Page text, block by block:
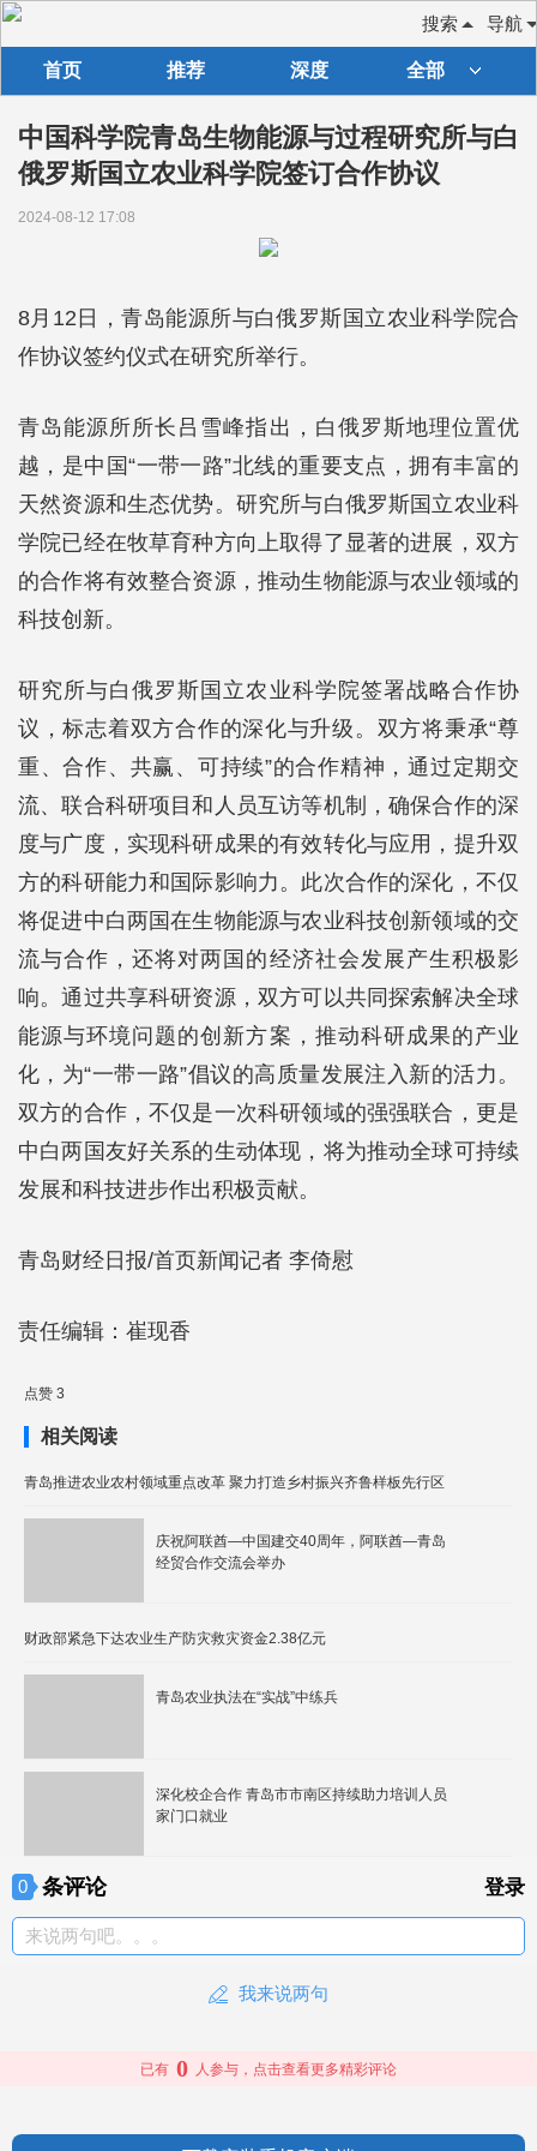
导航
搜索
首页 推荐 深度 全部
中国科学院青岛生物能源与过程研究所与白
俄罗斯国立农业科学院签订合作协议
2024-08-12 17:08
8月12日，青岛能源所与白俄罗斯国立农业科学院合
作协议签约仪式在研究所举行。
青岛能源所所长吕雪峰指出，白俄罗斯地理位置优
越，是中国“一带一路”北线的重要支点，拥有丰富的
天然资源和生态优势。研究所与白俄罗斯国立农业科
学院已经在牧草育种方向上取得了显著的进展，双方
的合作将有效整合资源，推动生物能源与农业领域的
科技创新。
研究所与白俄罗斯国立农业科学院签署战略合作协
议，标志着双方合作的深化与升级。双方将秉承“尊
重、合作、共赢、可持续”的合作精神，通过定期交
流、联合科研项目和人员互访等机制，确保合作的深
度与广度，实现科研成果的有效转化与应用，提升双
方的科研能力和国际影响力。此次合作的深化，不仅
将促进中白两国在生物能源与农业科技创新领域的交
流与合作，还将对两国的经济社会发展产生积极影
响。通过共享科研资源，双方可以共同探索解决全球
能源与环境问题的创新方案，推动科研成果的产业
化，为“一带一路”倡议的高质量发展注入新的活力。
双方的合作，不仅是一次科研领域的强强联合，更是
中白两国友好关系的生动体现，将为推动全球可持续
发展和科技进步作出积极贡献。
青岛财经日报/首页新闻记者 李倚慰
责任编辑：崔现香
点赞 3
相关阅读
青岛推进农业农村领域重点改革 聚力打造乡村振兴齐鲁样板先行区
庆祝阿联酋—中国建交40周年，阿联酋—青岛
经贸合作交流会举办
财政部紧急下达农业生产防灾救灾资金2.38亿元
青岛农业执法在“实战”中练兵
深化校企合作 青岛市市南区持续助力培训人员
家门口就业
0 条评论 登录
来说两句吧。。。
我来说两句
已有 0 人参与，点击查看更多精彩评论